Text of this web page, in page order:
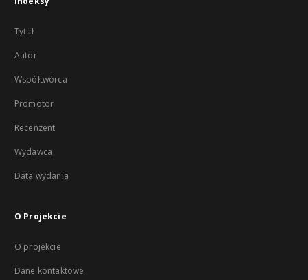
Tytuł
Autor
Współtwórca
Promotor
Recenzent
Wydawca
Data wydania
O Projekcie
O projekcie
Dane kontaktowe